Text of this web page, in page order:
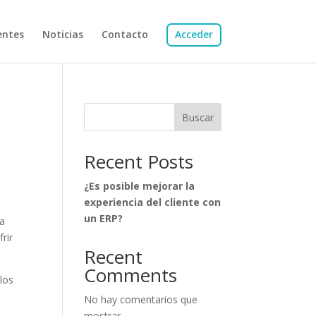
Noticias Contacto Acceder
Buscar
Recent Posts
¿Es posible mejorar la
experiencia del cliente con
un ERP?
Recent
Comments
No hay comentarios que